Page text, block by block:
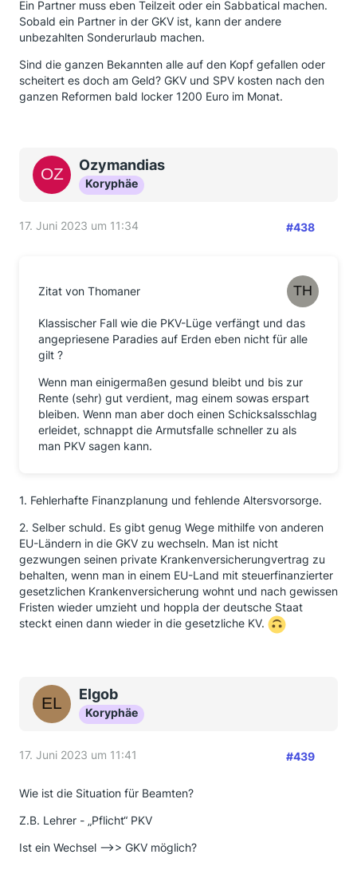
Ein Partner muss eben Teilzeit oder ein Sabbatical machen.
Sobald ein Partner in der GKV ist, kann der andere
unbezahlten Sonderurlaub machen.
Sind die ganzen Bekannten alle auf den Kopf gefallen oder
scheitert es doch am Geld? GKV und SPV kosten nach den
ganzen Reformen bald locker 1200 Euro im Monat.
Ozymandias
Koryphäe
17. Juni 2023 um 11:34 #438
Zitat von Thomaner
Klassischer Fall wie die PKV-Lüge verfängt und das
angepriesene Paradies auf Erden eben nicht für alle
gilt ?
Wenn man einigermaßen gesund bleibt und bis zur
Rente (sehr) gut verdient, mag einem sowas erspart
bleiben. Wenn man aber doch einen Schicksalsschlag
erleidet, schnappt die Armutsfalle schneller zu als
man PKV sagen kann.
1. Fehlerhafte Finanzplanung und fehlende Altersvorsorge.
2. Selber schuld. Es gibt genug Wege mithilfe von anderen
EU-Ländern in die GKV zu wechseln. Man ist nicht
gezwungen seinen private Krankenversicherungvertrag zu
behalten, wenn man in einem EU-Land mit steuerfinanzierter
gesetzlichen Krankenversicherung wohnt und nach gewissen
Fristen wieder umzieht und hoppla der deutsche Staat
steckt einen dann wieder in die gesetzliche KV.
Elgob
Koryphäe
17. Juni 2023 um 11:41 #439
Wie ist die Situation für Beamten?
Z.B. Lehrer - „Pflicht“ PKV
Ist ein Wechsel —>> GKV möglich?